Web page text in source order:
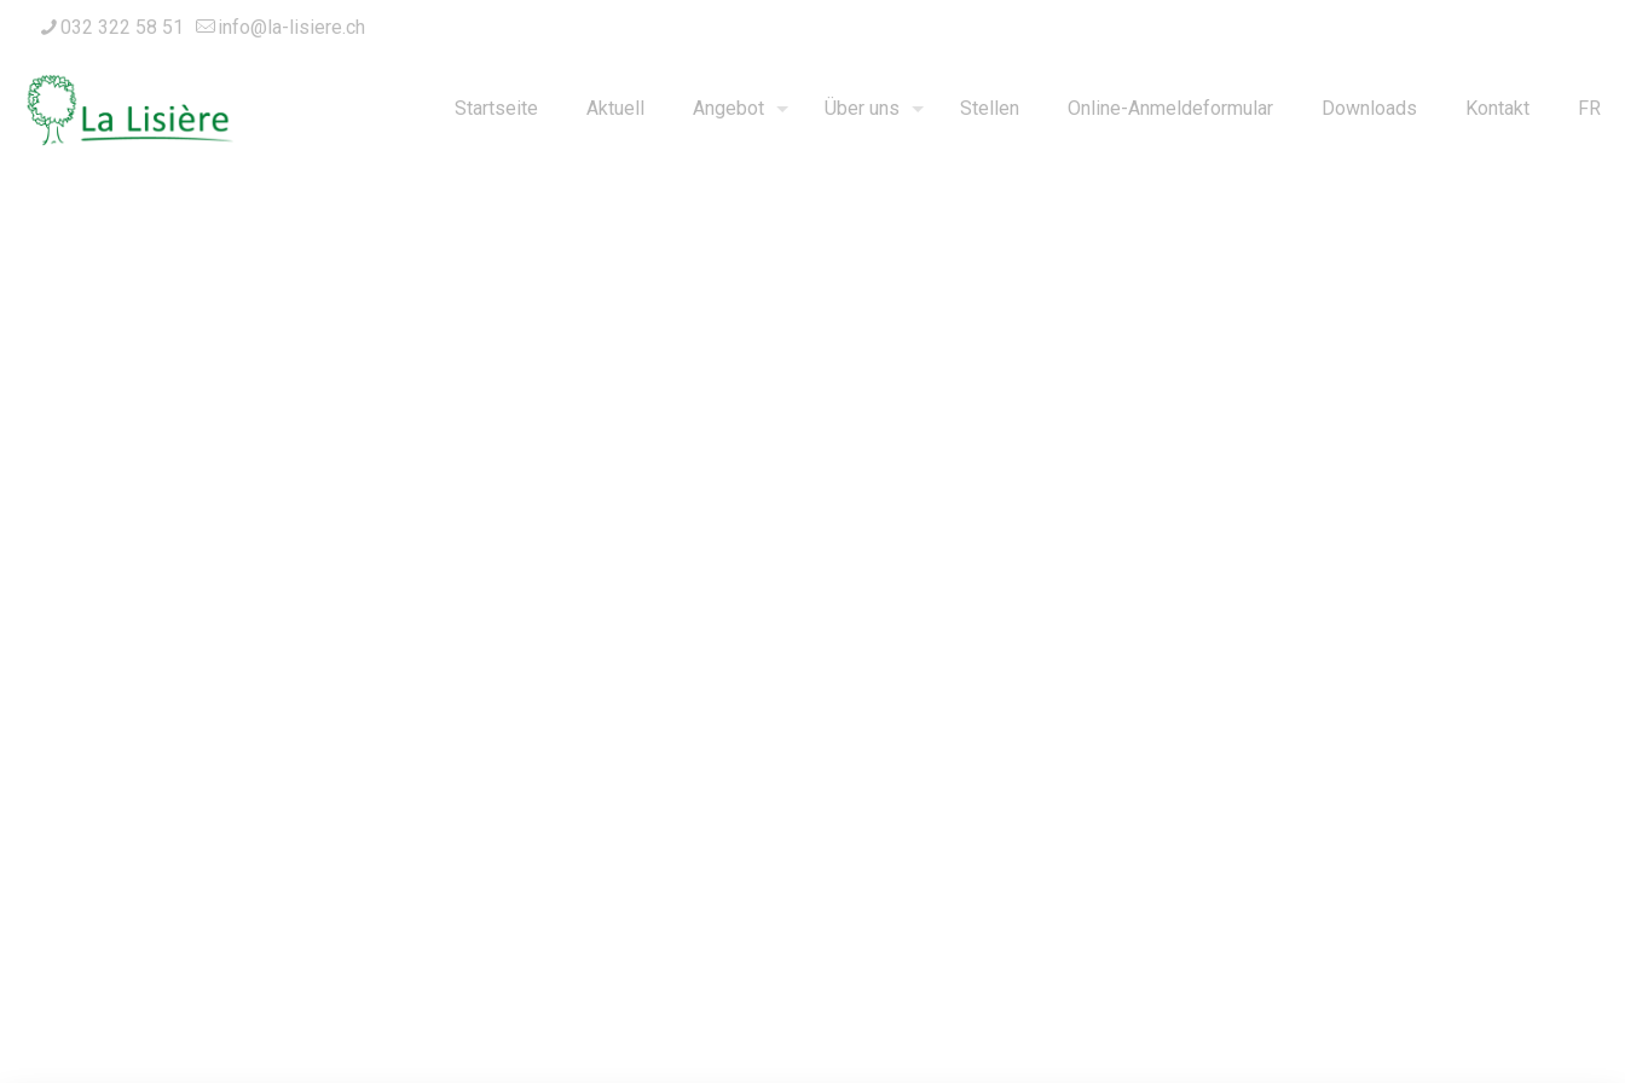
032 322 58 51 info@la-lisiere.ch
Startseite Aktuell Angebot Über uns Stellen Online-Anmeldeformular Downloads Kontakt FR